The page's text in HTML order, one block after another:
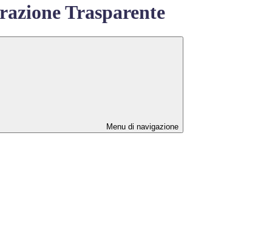
Trasparente
Menu di navigazione